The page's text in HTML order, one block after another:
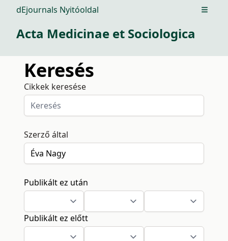
dEjournals Nyitóoldal Open
Acta Medicinae et Sociologica
Keresés
Cikkek keresése
Szerző által
Publikált ez után
Publikált ez előtt